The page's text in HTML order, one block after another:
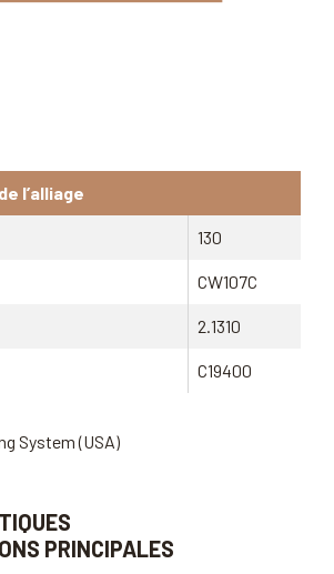
l’alliage
130
CW107C
2.1310
C19400
System (USA)
PRINCIPALES